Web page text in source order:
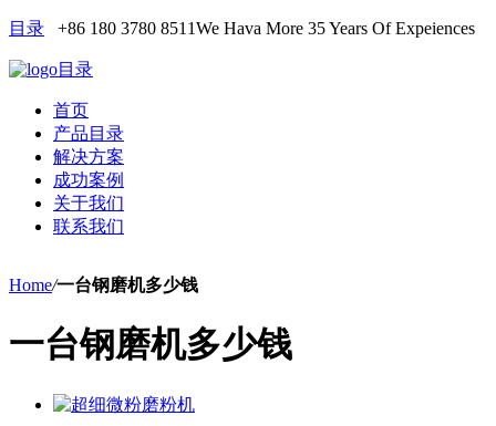
目录 +86 180 3780 8511We Hava More 35 Years Of Expeiences
目录
首页
产品目录
解决方案
成功案例
关于我们
联系我们
Home/一台钢磨机多少钱
一台钢磨机多少钱